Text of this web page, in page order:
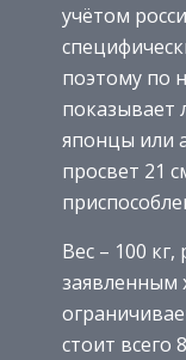
учётом
поэтому по
показывает
японцы или
просвет 21
Вес – 100
заявленным
стоит всего